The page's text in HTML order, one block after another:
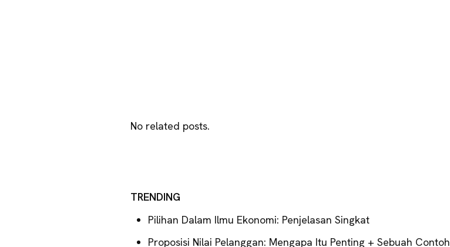
No related posts.
TRENDING
Pilihan Dalam Ilmu Ekonomi: Penjelasan Singkat
Proposisi Nilai Pelanggan: Mengapa Itu Penting + Sebuah Contoh